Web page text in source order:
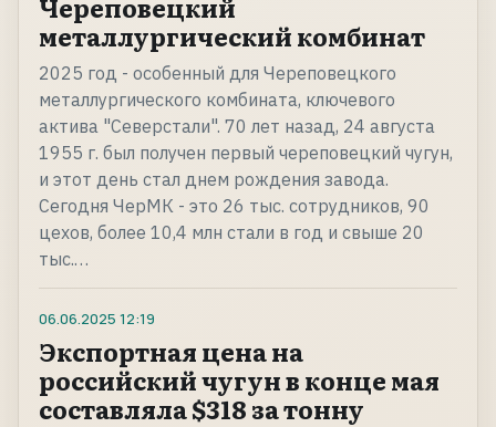
Череповецкий
металлургический комбинат
2025 год - особенный для Череповецкого
металлургического комбината, ключевого
актива "Северстали". 70 лет назад, 24 августа
1955 г. был получен первый череповецкий чугун,
и этот день стал днем рождения завода.
Сегодня ЧерМК - это 26 тыс. сотрудников, 90
цехов, более 10,4 млн стали в год и свыше 20
тыс.…
06.06.2025 12:19
Экспортная цена на
российский чугун в конце мая
составляла $318 за тонну